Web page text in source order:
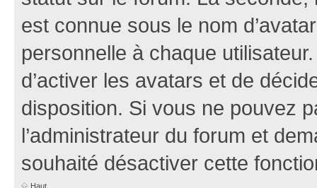
est connue sous le nom
personnelle à chaque
d’activer les avatars et de
disposition. Si vous ne pouvez
l’administrateur du forum et
souhaité désactiver cette
Haut